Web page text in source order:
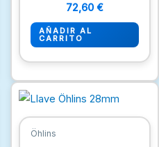
72,60 €
AÑADIR AL
CARRITO
Öhlins